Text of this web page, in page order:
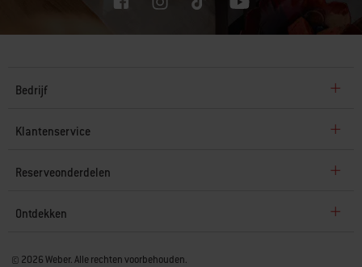
Bedrijf
Klantenservice
Reserveonderdelen
Ontdekken
© 2026 Weber. Alle rechten voorbehouden.